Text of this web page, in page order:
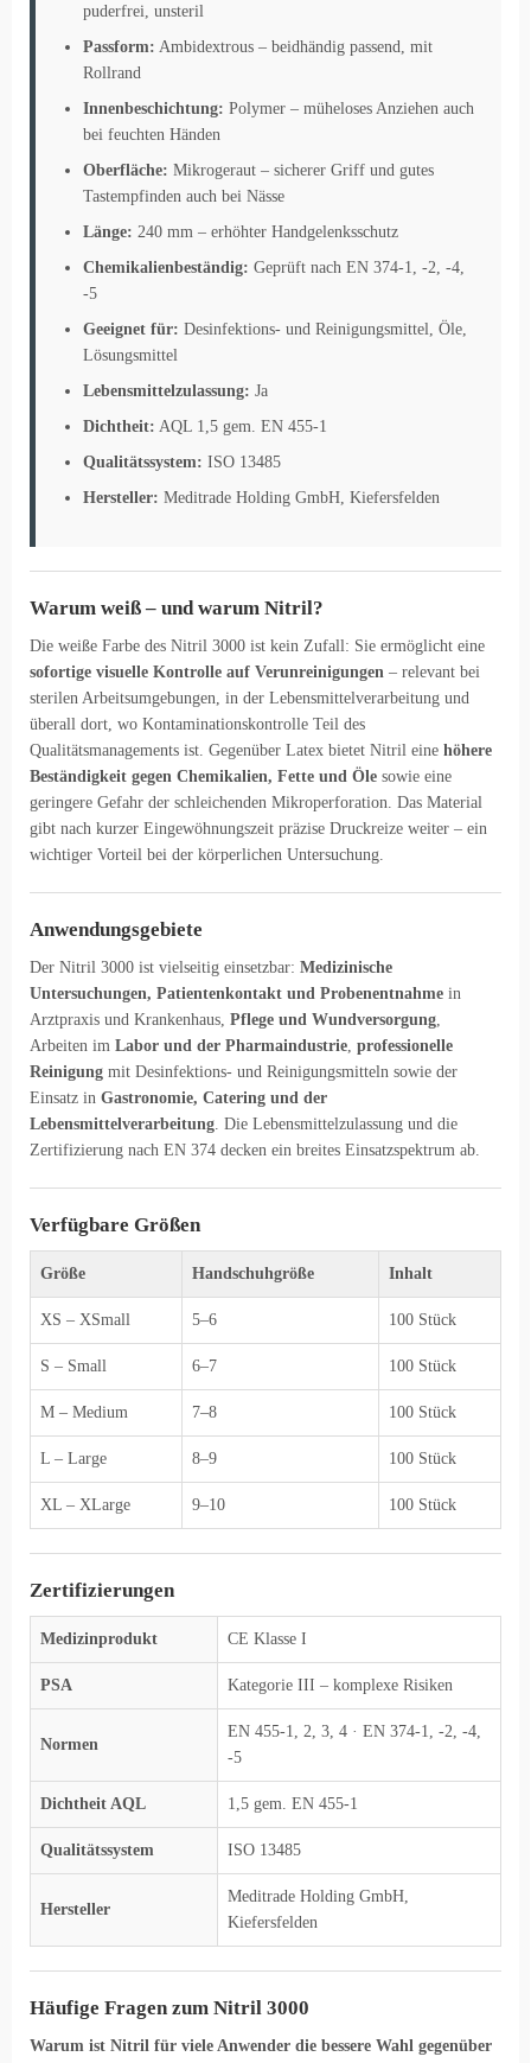
puderfrei, unsteril
Passform: Ambidextrous – beidhändig passend, mit
Rollrand
Innenbeschichtung: Polymer – müheloses Anziehen auch
bei feuchten Händen
Oberfläche: Mikrogeraut – sicherer Griff und gutes
Tastempfinden auch bei Nässe
Länge: 240 mm – erhöhter Handgelenksschutz
Chemikalienbeständig: Geprüft nach EN 374-1, -2, -4,
-5
Geeignet für: Desinfektions- und Reinigungsmittel, Öle,
Lösungsmittel
Lebensmittelzulassung: Ja
Dichtheit: AQL 1,5 gem. EN 455-1
Qualitätssystem: ISO 13485
Hersteller: Meditrade Holding GmbH, Kiefersfelden
Warum weiß – und warum Nitril?
Die weiße Farbe des Nitril 3000 ist kein Zufall: Sie ermöglicht eine
sofortige visuelle Kontrolle auf Verunreinigungen – relevant bei
sterilen Arbeitsumgebungen, in der Lebensmittelverarbeitung und
überall dort, wo Kontaminationskontrolle Teil des
Qualitätsmanagements ist. Gegenüber Latex bietet Nitril eine höhere
Beständigkeit gegen Chemikalien, Fette und Öle sowie eine
geringere Gefahr der schleichenden Mikroperforation. Das Material
gibt nach kurzer Eingewöhnungszeit präzise Druckreize weiter – ein
wichtiger Vorteil bei der körperlichen Untersuchung.
Anwendungsgebiete
Der Nitril 3000 ist vielseitig einsetzbar: Medizinische
Untersuchungen, Patientenkontakt und Probenentnahme in
Arztpraxis und Krankenhaus, Pflege und Wundversorgung
Arbeiten im Labor und der Pharmaindustrie professionelle
Reinigung mit Desinfektions- und Reinigungsmitteln sowie der
Einsatz in Gastronomie, Catering und der
Lebensmittelverarbeitung . Die Lebensmittelzulassung und die
Zertifizierung nach EN 374 decken ein breites Einsatzspektrum ab.
Verfügbare Größen
Größe Handschuhgröße Inhalt
XS – XSmall 5–6 100 Stück
S – Small 6–7 100 Stück
M – Medium 7–8 100 Stück
L – Large 8–9 100 Stück
XL – XLarge 9–10 100 Stück
Zertifizierungen
Medizinprodukt CE Klasse I
PSA Kategorie III – komplexe Risiken
Normen
EN 455-1, 2, 3, 4 · EN 374-1, -2, -4,
-5
Dichtheit AQL 1,5 gem. EN 455-1
Qualitätssystem ISO 13485
Hersteller
Meditrade Holding GmbH,
Kiefersfelden
Häufige Fragen zum Nitril 3000
Warum ist Nitril für viele Anwender die bessere Wahl gegenüber